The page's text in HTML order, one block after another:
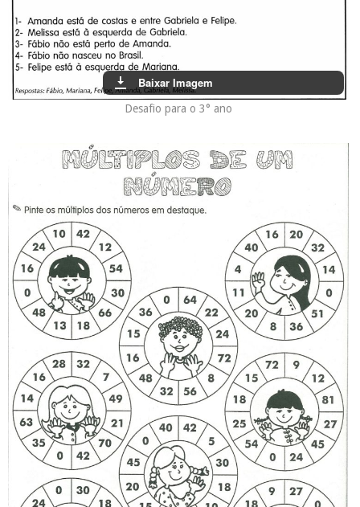
Baixar Imagem
Desafio para o 3° ano